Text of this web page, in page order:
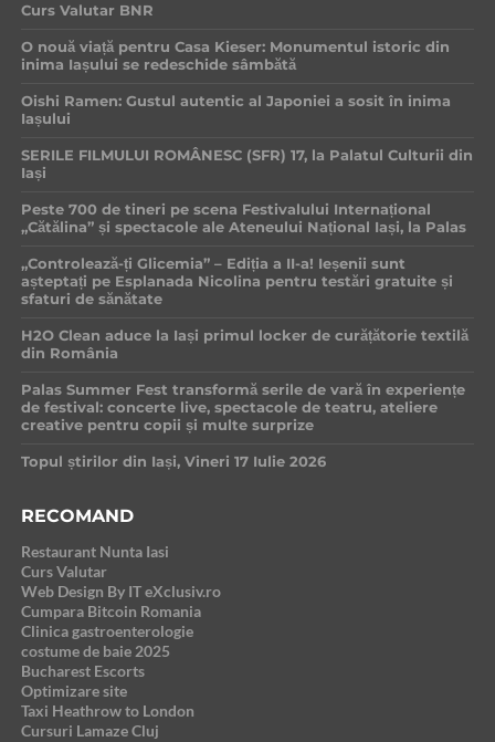
Curs Valutar BNR
O nouă viață pentru Casa Kieser: Monumentul istoric din
inima Iașului se redeschide sâmbătă
Oishi Ramen: Gustul autentic al Japoniei a sosit în inima
Iașului
SERILE FILMULUI ROMÂNESC (SFR) 17, la Palatul Culturii din
Iași
Peste 700 de tineri pe scena Festivalului Internațional
„Cătălina” și spectacole ale Ateneului Național Iași, la Palas
„Controlează-ți Glicemia” – Ediția a II-a! Ieșenii sunt
așteptați pe Esplanada Nicolina pentru testări gratuite și
sfaturi de sănătate
H2O Clean aduce la Iași primul locker de curățătorie textilă
din România
Palas Summer Fest transformă serile de vară în experiențe
de festival: concerte live, spectacole de teatru, ateliere
creative pentru copii și multe surprize
Topul știrilor din Iași, Vineri 17 Iulie 2026
RECOMAND
Restaurant Nunta Iasi
Curs Valutar
Web Design By IT eXclusiv.ro
Cumpara Bitcoin Romania
Clinica gastroenterologie
costume de baie 2025
Bucharest Escorts
Optimizare site
Taxi Heathrow to London
Cursuri Lamaze Cluj